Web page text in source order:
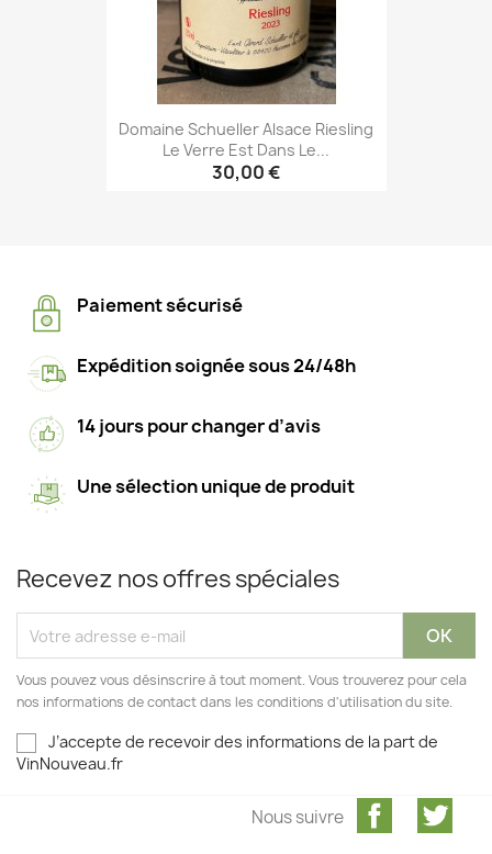
Domaine Schueller Alsace Riesling
Le Verre Est Dans Le...
30,00 €
Paiement sécurisé
Expédition soignée sous 24/48h
14 jours pour changer d’avis
Une sélection unique de produit
Recevez nos offres spéciales
Vous pouvez vous désinscrire à tout moment. Vous trouverez pour cela
nos informations de contact dans les conditions d'utilisation du site.
J’accepte de recevoir des informations de la part de
VinNouveau.fr
Facebook
Nous suivre